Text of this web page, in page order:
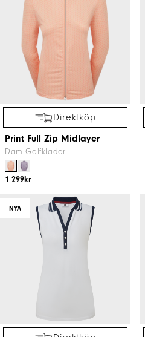
Direktköp
Print Full Zip Midlayer
Dam Golfkläder
1 299kr
NYA